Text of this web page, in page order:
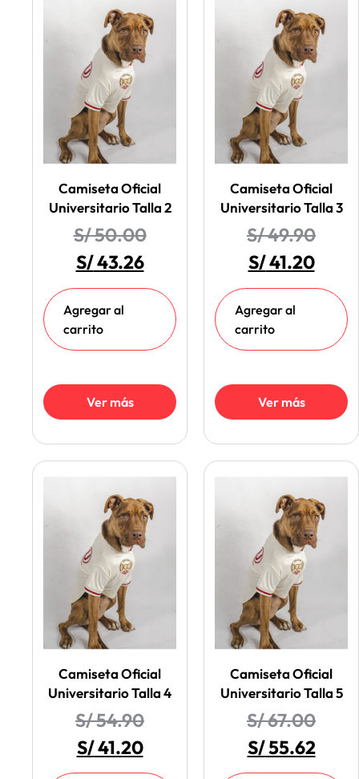
Camiseta Oficial
Universitario Talla 2
S/50.00
S/43.26
Agregar al
carrito
Ver más
Camiseta Oficial
Universitario Talla 3
S/49.90
S/41.20
Agregar al
carrito
Ver más
Camiseta Oficial
Universitario Talla 4
S/54.90
S/41.20
Camiseta Oficial
Universitario Talla 5
S/67.00
S/55.62